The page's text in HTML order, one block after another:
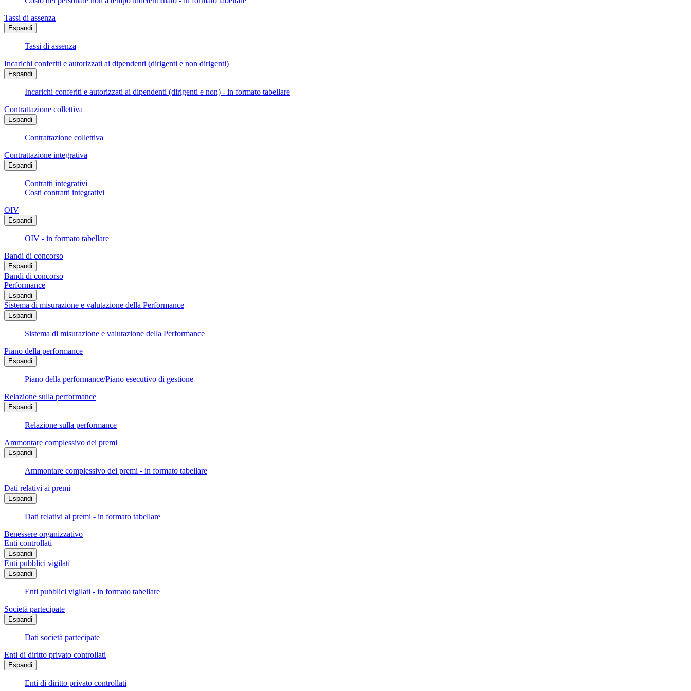
Tassi di assenza
Espandi
Tassi di assenza
Incarichi conferiti e autorizzati ai dipendenti (dirigenti e non dirigenti)
Espandi
Incarichi conferiti e autorizzati ai dipendenti (dirigenti e non) - in formato tabellare
Contrattazione collettiva
Espandi
Contrattazione collettiva
Contrattazione integrativa
Espandi
Contratti integrativi
Costi contratti integrativi
OIV
Espandi
OIV - in formato tabellare
Bandi di concorso
Espandi
Bandi di concorso
Performance
Espandi
Sistema di misurazione e valutazione della Performance
Espandi
Sistema di misurazione e valutazione della Performance
Piano della performance
Espandi
Piano della performance/Piano esecutivo di gestione
Relazione sulla performance
Espandi
Relazione sulla performance
Ammontare complessivo dei premi
Espandi
Ammontare complessivo dei premi - in formato tabellare
Dati relativi ai premi
Espandi
Dati relativi ai premi - in formato tabellare
Benessere organizzativo
Enti controllati
Espandi
Enti pubblici vigilati
Espandi
Enti pubblici vigilati - in formato tabellare
Società partecipate
Espandi
Dati società partecipate
Enti di diritto privato controllati
Espandi
Enti di diritto privato controllati